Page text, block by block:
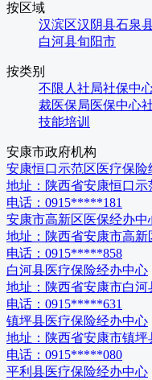
按区域
汉滨区汉阴县石泉
白河县旬阳市
按类别
不限 人社局社保中
裁医保局医保中心
技能培训
安康市政府机构
安康恒口示范区医疗保险
地址： 陕西省安康恒口示
电话： 0915*****181
安康市高新区医保经办中
地址： 陕西省安康市高新
电话： 0915*****858
白河县医疗保险经办中心
地址： 陕西省安康市白河
电话： 0915*****631
镇坪县医疗保险经办中心
地址： 陕西省安康市镇
电话： 0915*****080
平利县医疗保险经办中心